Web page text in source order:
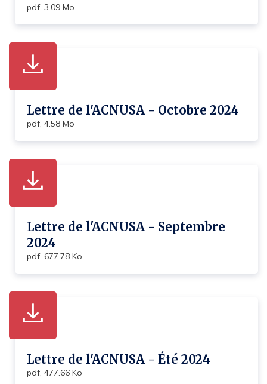
pdf, 3.09 Mo
Lettre de l'ACNUSA - Octobre 2024
pdf, 4.58 Mo
Lettre de l'ACNUSA - Septembre
2024
pdf, 677.78 Ko
Lettre de l'ACNUSA - Été 2024
pdf, 477.66 Ko